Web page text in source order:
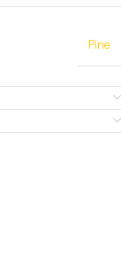
Pine